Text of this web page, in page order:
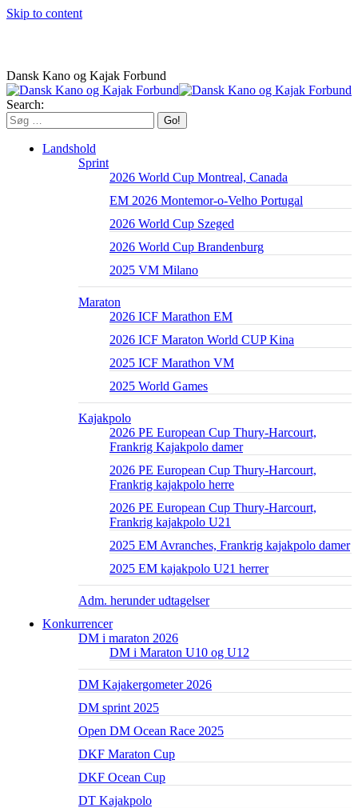
Skip to content
Dansk Kano og Kajak Forbund
Search:
Landshold
Sprint
2026 World Cup Montreal, Canada
EM 2026 Montemor-o-Velho Portugal
2026 World Cup Szeged
2026 World Cup Brandenburg
2025 VM Milano
Maraton
2026 ICF Marathon EM
2026 ICF Maraton World CUP Kina
2025 ICF Marathon VM
2025 World Games
Kajakpolo
2026 PE European Cup Thury-Harcourt,
Frankrig Kajakpolo damer
2026 PE European Cup Thury-Harcourt,
Frankrig kajakpolo herre
2026 PE European Cup Thury-Harcourt,
Frankrig kajakpolo U21
2025 EM Avranches, Frankrig kajakpolo damer
2025 EM kajakpolo U21 herrer
Adm. herunder udtagelser
Konkurrencer
DM i maraton 2026
DM i Maraton U10 og U12
DM Kajakergometer 2026
DM sprint 2025
Open DM Ocean Race 2025
DKF Maraton Cup
DKF Ocean Cup
DT Kajakpolo